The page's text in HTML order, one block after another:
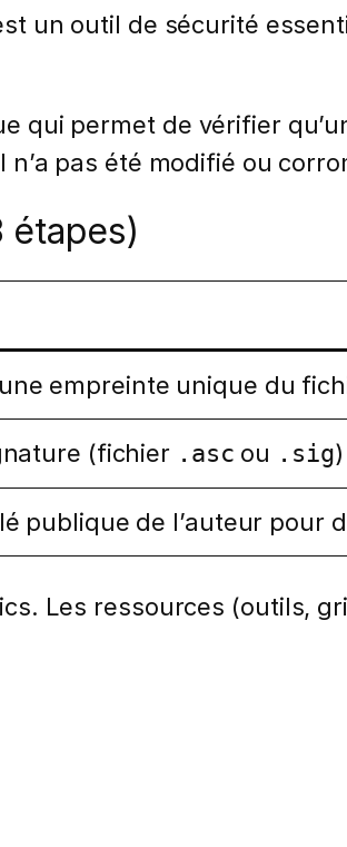
un outil de sécurité
qui permet de vérifier
n’a pas été modifié ou
étapes)
empreinte unique du
(fichier .asc ou .sig
publique de l’auteur
Les ressources (outils,